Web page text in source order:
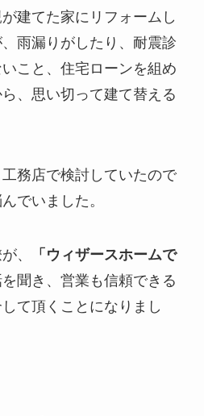
建てた家にリフォームし
雨漏りがしたり、耐震診
こと、住宅ローンを組め
、思い切って建て替える
務店で検討していたので
でいました。
、
「ウィザースホームで
聞き、営業も信頼できる
て頂くことになりまし